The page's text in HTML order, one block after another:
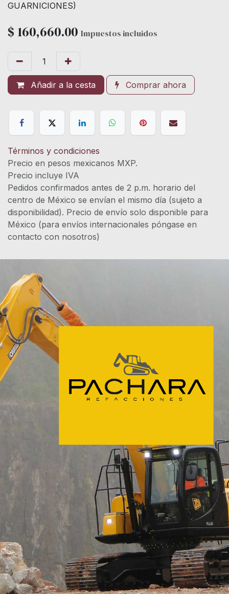
GUARNICIONES)
$ 160,660.00 Impuestos incluidos
Añadir a la cesta Comprar ahora
Términos y condiciones
Precio en pesos mexicanos MXP.
Precio incluye IVA
Pedidos confirmados antes de 2 p.m. horario del
centro de México se envían el mismo día (sujeto a
disponibilidad). Precio de envío solo disponible para
México (para envíos internacionales póngase en
contacto con nosotros)